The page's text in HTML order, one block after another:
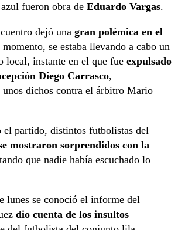
fueron obra de Eduardo Vargas.
dejó una gran polémica en el
momento, se estaba llevando a cabo un
local, instante en el que fue expulsado
Diego Carrasco,
unos dichos contra el árbitro Mario
el partido, distintos futbolistas del
mostraron sorprendidos con la
que nadie había escuchado lo
lunes se conoció el informe del
dio cuenta de los insultos